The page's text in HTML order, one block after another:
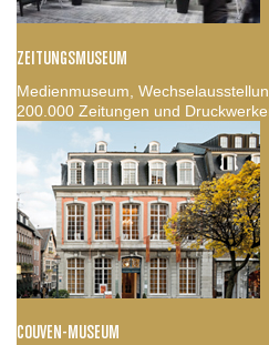
ZEITUNGSMUSEUM
Medienmuseum,
200.000 Zeitungen und
COUVEN-MUSEUM